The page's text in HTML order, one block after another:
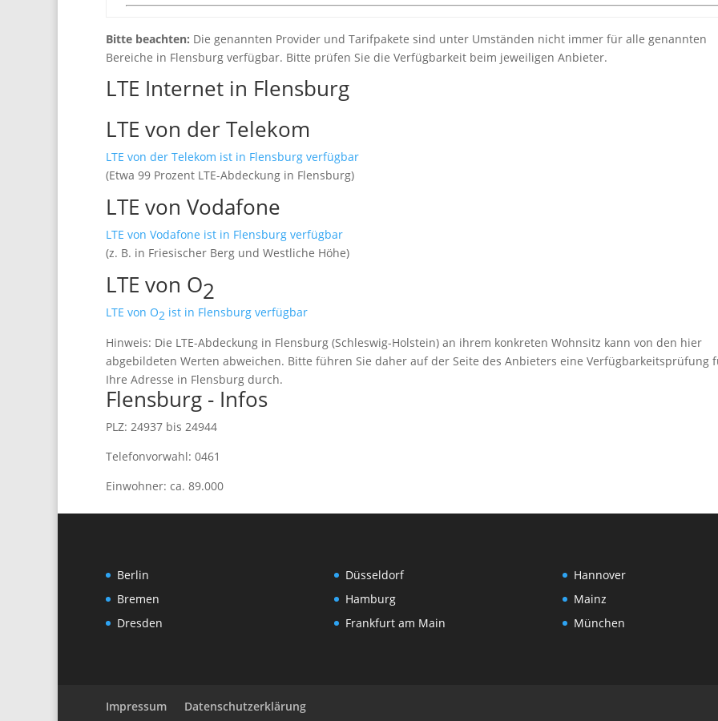
Bitte beachten: Die genannten Provider und Tarifpakete sind unter Umständen nicht immer für alle genannten
Bereiche in Flensburg verfügbar. Bitte prüfen Sie die Verfügbarkeit beim jeweiligen Anbieter.
LTE Internet in Flensburg
LTE von der Telekom
LTE von der Telekom ist in Flensburg verfügbar
(Etwa 99 Prozent LTE-Abdeckung in Flensburg)
LTE von Vodafone
LTE von Vodafone ist in Flensburg verfügbar
(z. B. in Friesischer Berg und Westliche Höhe)
LTE von O2
LTE von O2 ist in Flensburg verfügbar
Hinweis: Die LTE-Abdeckung in Flensburg (Schleswig-Holstein) an ihrem konkreten Wohnsitz kann von den hier
abgebildeten Werten abweichen. Bitte führen Sie daher auf der Seite des Anbieters eine Verfügbarkeitsprüfung
Ihre Adresse in Flensburg durch.
Flensburg - Infos
PLZ: 24937 bis 24944
Telefonvorwahl: 0461
Einwohner: ca. 89.000
Berlin
Bremen
Dresden
Düsseldorf
Hamburg
Frankfurt am Main
Hannover
Mainz
München
Impressum Datenschutzerklärung